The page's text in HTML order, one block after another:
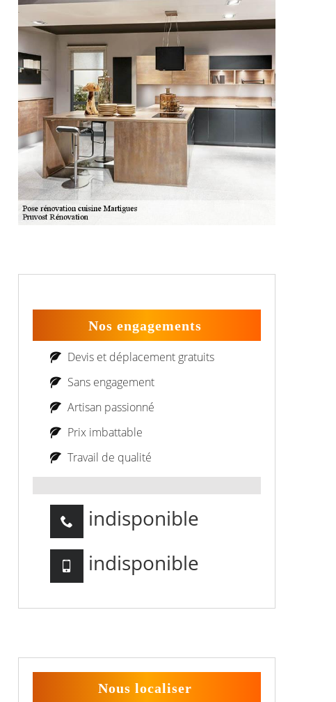
Nos engagements
Devis et déplacement gratuits
Sans engagement
Artisan passionné
Prix imbattable
Travail de qualité
indisponible
indisponible
Nous localiser